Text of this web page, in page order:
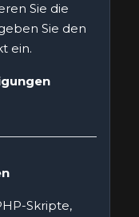
Sie die
Sie den
ein.
Skripte,